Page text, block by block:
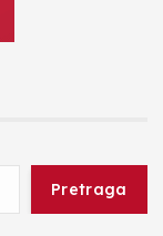
Pretraga